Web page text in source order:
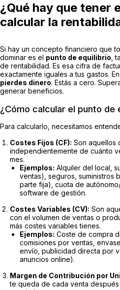
¿Qué hay que tener
calcular la
Si hay un concepto financiero que
dominar es el punto de equilibrio ,
de rentabilidad. Es esa cifra de
exactamente iguales a tus gastos.
pierdes dinero. Estás a cero.
generar beneficios.
¿Cómo calcular el punto de
Para calcularlo, necesitamos
Costes Fijos (CF): Son aquellos
independientemente de cuánto
mes.
Ejemplos: Alquiler del local,
ventas), seguros, suministros
parte fija), cuota de
software de gestión.
Costes Variables (CV): Son
con el volumen de ventas o
más costes variables tienes.
Ejemplos: Coste de compra
comisiones por ventas,
envío, publicidad directa por
anuncios online).
Margen de Contribución por
te queda de cada venta